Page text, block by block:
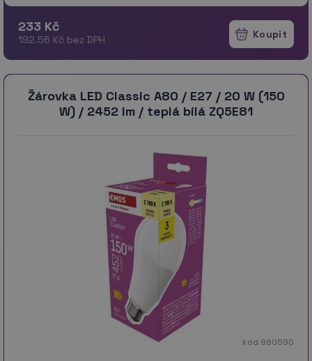
233 Kč
192.56 Kč bez DPH
Žárovka LED Classic A80 / E27 / 20 W (150
W) / 2452 lm / teplá bílá ZQ5E81
kód 980590